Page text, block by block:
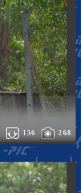
268
156